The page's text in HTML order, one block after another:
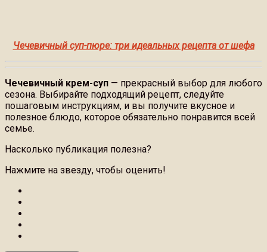
Чечевичный суп-пюре: три идеальных рецепта от шефа
Чечевичный крем-суп — прекрасный выбор для любого
сезона. Выбирайте подходящий рецепт, следуйте
пошаговым инструкциям, и вы получите вкусное и
полезное блюдо, которое обязательно понравится всей
семье.
Насколько публикация полезна?
Нажмите на звезду, чтобы оценить!